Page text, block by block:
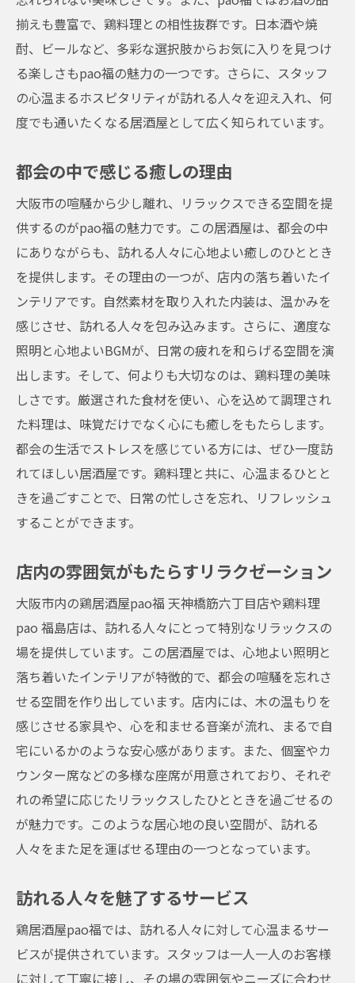
揃えも豊富で、鶏料理との相性抜群です。日本酒や焼
酎、ビールなど、多彩な選択肢からお気に入りを見つけ
る楽しさもpao福の魅力の一つです。さらに、スタッフ
の心温まるホスピタリティが訪れる人々を迎え入れ、何
度でも通いたくなる居酒屋として広く知られています。
都会の中で感じる癒しの理由
大阪市の喧騒から少し離れ、リラックスできる空間を提
供するのがpao福の魅力です。この居酒屋は、都会の中
にありながらも、訪れる人々に心地よい癒しのひととき
を提供します。その理由の一つが、店内の落ち着いたイ
ンテリアです。自然素材を取り入れた内装は、温かみを
感じさせ、訪れる人々を包み込みます。さらに、適度な
照明と心地よいBGMが、日常の疲れを和らげる空間を演
出します。そして、何よりも大切なのは、鶏料理の美味
しさです。厳選された食材を使い、心を込めて調理され
た料理は、味覚だけでなく心にも癒しをもたらします。
都会の生活でストレスを感じている方には、ぜひ一度訪
れてほしい居酒屋です。鶏料理と共に、心温まるひとと
きを過ごすことで、日常の忙しさを忘れ、リフレッシュ
することができます。
店内の雰囲気がもたらすリラクゼーション
大阪市内の鶏居酒屋pao福 天神橋筋六丁目店や鶏料理
pao 福島店は、訪れる人々にとって特別なリラックスの
場を提供しています。この居酒屋では、心地よい照明と
落ち着いたインテリアが特徴的で、都会の喧騒を忘れさ
せる空間を作り出しています。店内には、木の温もりを
感じさせる家具や、心を和ませる音楽が流れ、まるで自
宅にいるかのような安心感があります。また、個室やカ
ウンター席などの多様な座席が用意されており、それぞ
れの希望に応じたリラックスしたひとときを過ごせるの
が魅力です。このような居心地の良い空間が、訪れる
人々をまた足を運ばせる理由の一つとなっています。
訪れる人々を魅了するサービス
鶏居酒屋pao福では、訪れる人々に対して心温まるサー
ビスが提供されています。スタッフは一人一人のお客様
に対して丁寧に接し、その場の雰囲気やニーズに合わせ